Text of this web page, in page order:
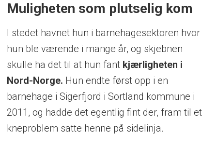
Muligheten som plutselig kom
I stedet havnet hun i barnehagesektoren hvor
hun ble værende i mange år, og skjebnen
skulle ha det til at hun fant kjærligheten i
Nord-Norge. Hun endte først opp i en
barnehage i Sigerfjord i Sortland kommune i
2011, og hadde det egentlig fint der, fram til et
kneproblem satte henne på sidelinja.